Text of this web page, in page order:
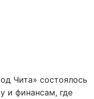
Чита» состоялось
и финансам, где